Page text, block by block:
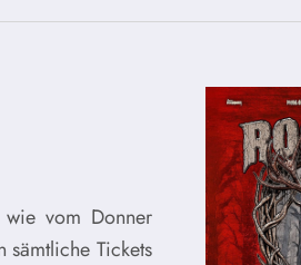
wie vom Donner
Tickets